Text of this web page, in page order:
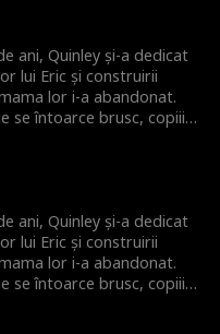
înceapă de la zero. Abia
că ea era cea care îi
ani, Quinley și-a dedicat
lui Eric și construirii
lor i-a abandonat.
se întoarce brusc, copiii îi
înceapă de la zero. Abia
că ea era cea care îi
ani, Quinley și-a dedicat
lui Eric și construirii
lor i-a abandonat.
se întoarce brusc, copiii îi